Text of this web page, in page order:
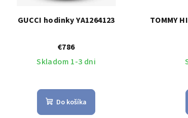
GUCCI hodinky YA1264123
€786
Skladom 1-3 dni
Do košíka
TOMMY